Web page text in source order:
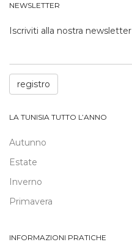
NEWSLETTER
Iscriviti alla nostra newsletter
registro
LA TUNISIA TUTTO L’ANNO
Autunno
Estate
Inverno
Primavera
INFORMAZIONI PRATICHE